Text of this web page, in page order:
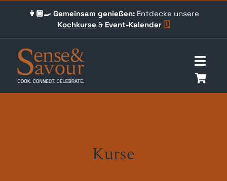
👩🏼‍🍳 Gemeinsam genießen:Entdecke unsere
Kochkurse & Event-Kalender 🗓️
Über uns
Kurse